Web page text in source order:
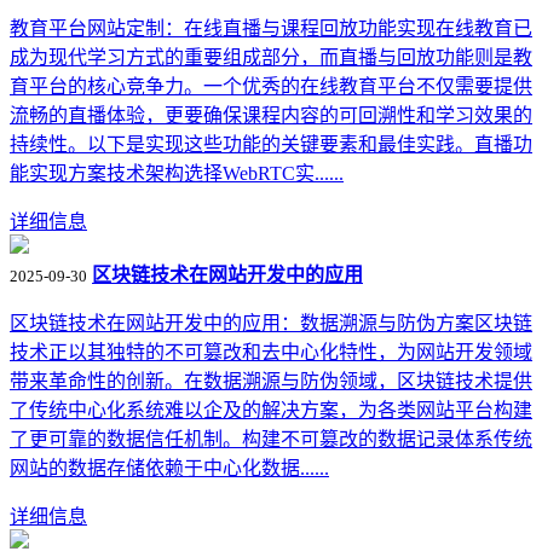
教育平台网站定制：在线直播与课程回放功能实现在线教育已
成为现代学习方式的重要组成部分，而直播与回放功能则是教
育平台的核心竞争力。一个优秀的在线教育平台不仅需要提供
流畅的直播体验，更要确保课程内容的可回溯性和学习效果的
持续性。以下是实现这些功能的关键要素和最佳实践。直播功
能实现方案技术架构选择WebRTC实......
详细信息
2025-09-30 区块链技术在网站开发中的应用
区块链技术在网站开发中的应用：数据溯源与防伪方案区块链
技术正以其独特的不可篡改和去中心化特性，为网站开发领域
带来革命性的创新。在数据溯源与防伪领域，区块链技术提供
了传统中心化系统难以企及的解决方案，为各类网站平台构建
了更可靠的数据信任机制。构建不可篡改的数据记录体系传统
网站的数据存储依赖于中心化数据......
详细信息